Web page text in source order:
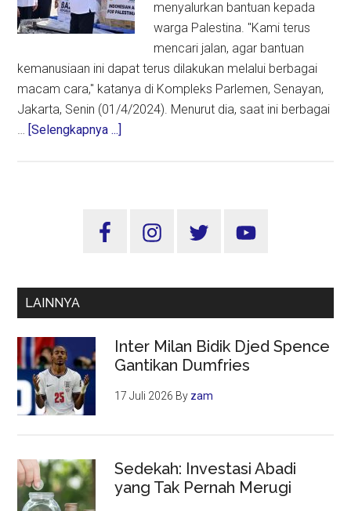
menyalurkan bantuan kepada
warga Palestina. "Kami terus
mencari jalan, agar bantuan
kemanusiaan ini dapat terus dilakukan melalui berbagai
macam cara," katanya di Kompleks Parlemen, Senayan,
Jakarta, Senin (01/4/2024). Menurut dia, saat ini berbagai
… [Selengkapnya ...]
Untuk
ke
Sidebar
LAINNYA
Inter Milan Bidik Djed Spence
Gantikan Dumfries
17 Juli 2026 By zam
Sedekah: Investasi Abadi
yang Tak Pernah Merugi